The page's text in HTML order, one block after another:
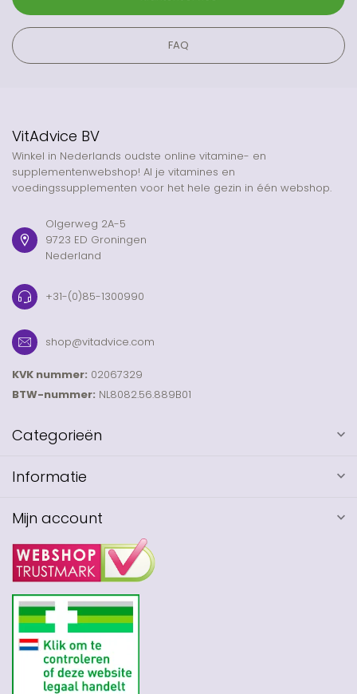
FAQ
VitAdvice BV
Winkel in Nederlands oudste online vitamine- en
supplementenwebshop! Al je vitamines en
voedingssupplementen voor het hele gezin in één webshop.
Olgerweg 2A-5
9723 ED Groningen
Nederland
+31-(0)85-1300990
shop@vitadvice.com
KVK nummer: 02067329
BTW-nummer: NL8082.56.889B01
Categorieën
Informatie
Mijn account